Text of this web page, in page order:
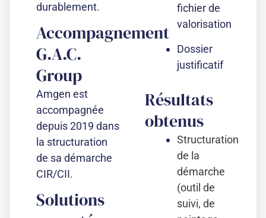
durablement.
Accompagnement
G.A.C.
Group​
Amgen est
accompagnée
depuis 2019 dans
la structuration
de sa démarche
CIR/CII.
Solutions
fichier de
valorisation
Dossier
justificatif
Résultats
obtenus
Structuration
de la
démarche
(outil de
suivi, de